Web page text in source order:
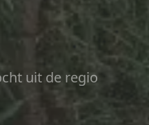
uit de regio